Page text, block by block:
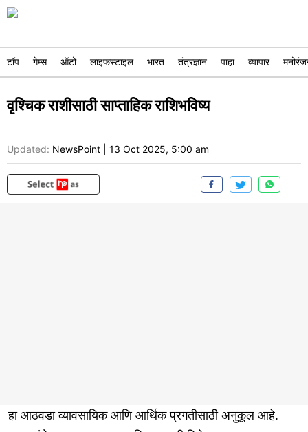
टॉप गेम्स ऑटो लाइफस्टाइल भारत तंत्रज्ञान पाहा व्यापार
वृश्चिक राशीसाठी साप्ताहिक राशिभविष्य
Updated: NewsPoint 13 Oct 2025, 5:00 am
हा आठवडा व्यावसायिक आणि आर्थिक प्रगतीसाठी अनुकूल आहे.